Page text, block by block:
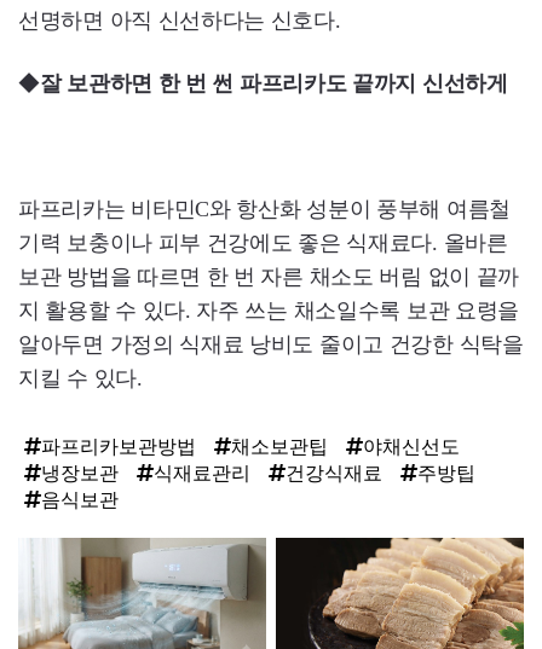
선명하면 아직 신선하다는 신호다.
◆잘 보관하면 한 번 썬 파프리카도 끝까지 신선하게
파프리카는 비타민C와 항산화 성분이 풍부해 여름철
기력 보충이나 피부 건강에도 좋은 식재료다. 올바른
보관 방법을 따르면 한 번 자른 채소도 버림 없이 끝까
지 활용할 수 있다. 자주 쓰는 채소일수록 보관 요령을
알아두면 가정의 식재료 낭비도 줄이고 건강한 식탁을
지킬 수 있다.
파프리카보관방법 채소보관팁
야채신선도
냉장보관
식재료관리 건강식재료
주방팁
음식보관
라
인